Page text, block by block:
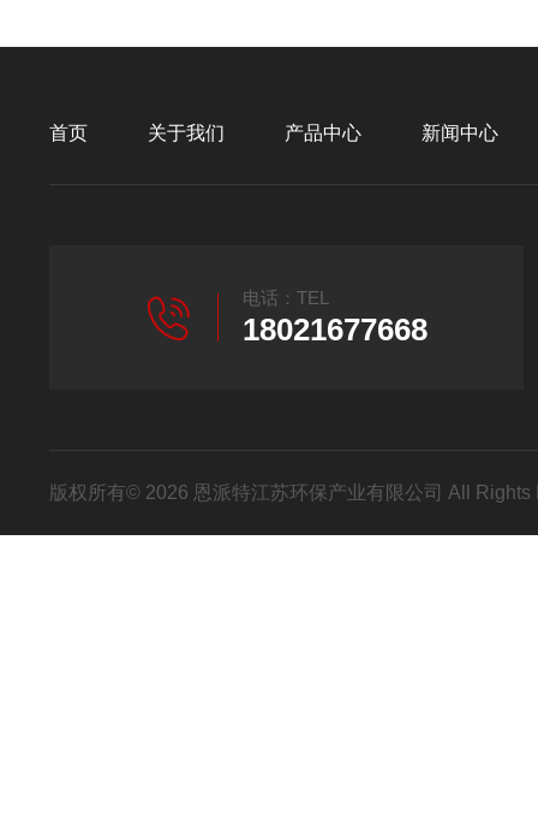
首页 关于我们 产品中心 新闻中心
电话：TEL
18021677668
版权所有© 2026 恩派特江苏环保产业有限公司 All